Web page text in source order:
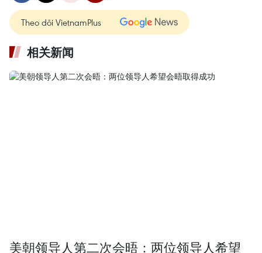
Theo dõi VietnamPlus
相关新闻
美朝领导人第二次会晤：两位领导人希望